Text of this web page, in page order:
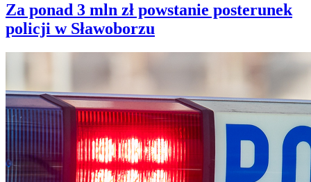
Za ponad 3 mln zł powstanie posterunek
policji w Sławoborzu